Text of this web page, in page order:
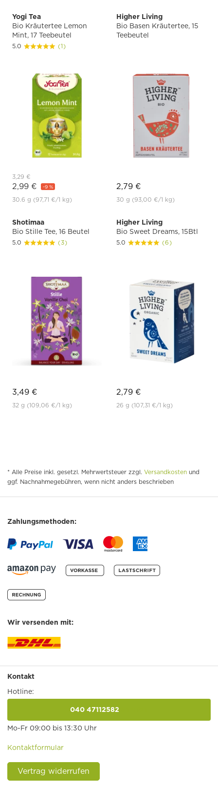
Yogi Tea
Bio Kräutertee Lemon
Mint, 17 Teebeutel
5.0 (1)
3,29 €
2,99 € -9 %
30.6 g (97,71 €/1 kg)
Higher Living
Bio Basen Kräutertee, 15
Teebeutel
2,79 €
30 g (93,00 €/1 kg)
Shotimaa
Bio Stille Tee, 16 Beutel
5.0 (3)
3,49 €
32 g (109,06 €/1 kg)
Higher Living
Bio Sweet Dreams, 15Btl
5.0 (6)
2,79 €
26 g (107,31 €/1 kg)
* Alle Preise inkl. gesetzl. Mehrwertsteuer zzgl. Versandkosten und
ggf. Nachnahmegebühren, wenn nicht anders beschrieben
Zahlungsmethoden:
Wir versenden mit:
Kontakt
Hotline:
040 47112582
Mo-Fr 09:00 bis 13:30 Uhr
Kontaktformular
Vertrag widerrufen